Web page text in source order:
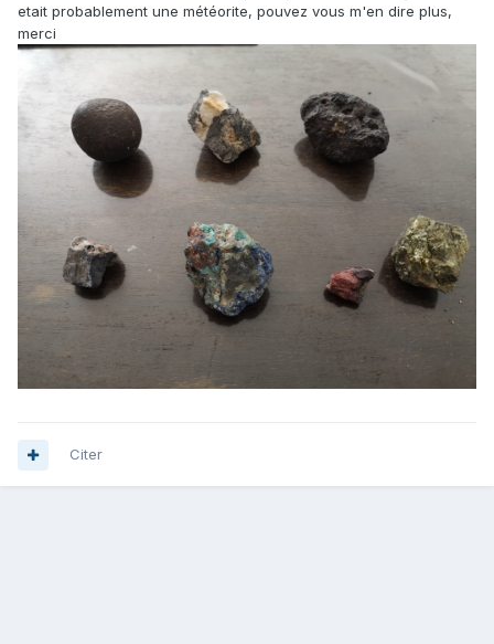
etait probablement une météorite, pouvez vous m'en dire plus,
merci
Citer